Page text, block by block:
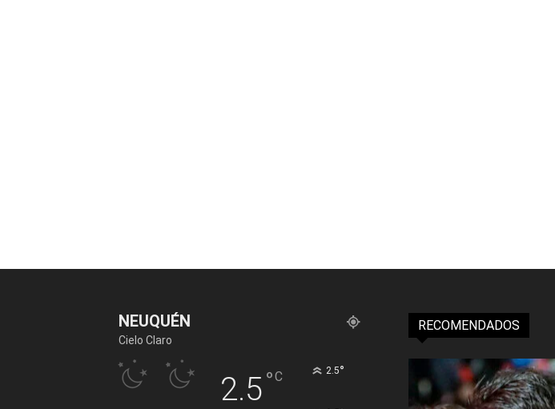
NEUQUÉN
Cielo Claro
2.5°C 2.5°
RECOMENDADOS